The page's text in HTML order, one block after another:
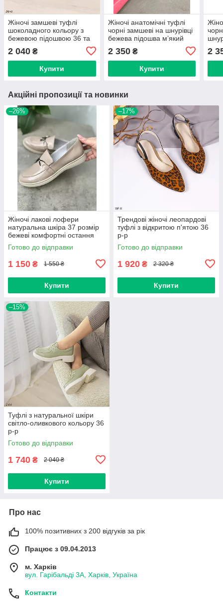
Жіночі замшеві туфлі
шоколадного кольору з
бежевою підошвою 36 та
2 040 ₴
Купити
Жіночі анатомічні туфлі
чорні замшеві на шнурівці
бежева підошва м’який
заднік середня та ширша
повнота 36-41
2 350₴
Купити
2
Акційні пропозиції та новинки
–26%
Жіночі лакові лофери
натуральна шкіра 37 розмір
бежеві комфортні остання
пара 23.5 см
Готово до відправки
1 150 ₴ 1 550 ₴
Купити
–17%
Трендові жіночі леопардові
туфлі з відкритою п'ятою 36
р-р
Готово до відправки
1 920 ₴ 2 320 ₴
Купити
–15%
Туфлі з натуральної шкіри
світло-оливкового кольору 36
р-р
Готово до відправки
1 740 ₴ 2 040 ₴
Купити
Про нас
100% позитивних з 200 відгуків за рік
Працює з 09.04.2013
м. Харків
вул. Гарібальді 3А, Харків, Україна
Контакти